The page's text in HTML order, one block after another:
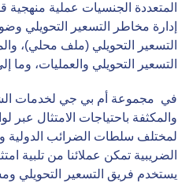
المتعددة الجنسيات عملية
إدارة مخاطر التسعير التحويلي
التسعير التحويلي (ملف محلي)،
التسعير التحويلي والعمليات، وما
في مجموعة أم بي جي لخدمات
والمكثفة باحتياجات الامتثال عبر
الضريبية تمكن عملائنا من تلبية
يستخدم فريق التسعير التحويلي